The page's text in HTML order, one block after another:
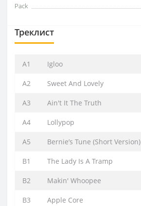
Pack
Треклист
A1 Igloo
A2 Sweet And Lovely
A3 Ain't It The Truth
A4 Lollypop
A5 Bernie’s Tune (Short Version)
B1 The Lady Is A Tramp
B2 Makin' Whoopee
B3 Apple Core